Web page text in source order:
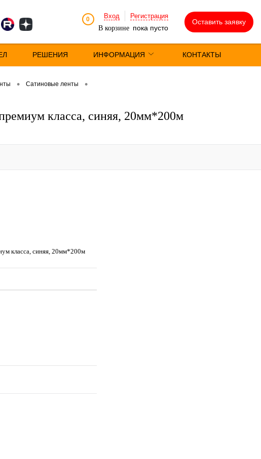
0 Вход
Регистрация
В корзине пока пусто
Оставить заявку
РЕШЕНИЯ ИНФОРМАЦИЯ КОНТАКТЫ
• Сатиновые ленты •
класса, синяя, 20мм*200м
класса, синяя, 20мм*200м